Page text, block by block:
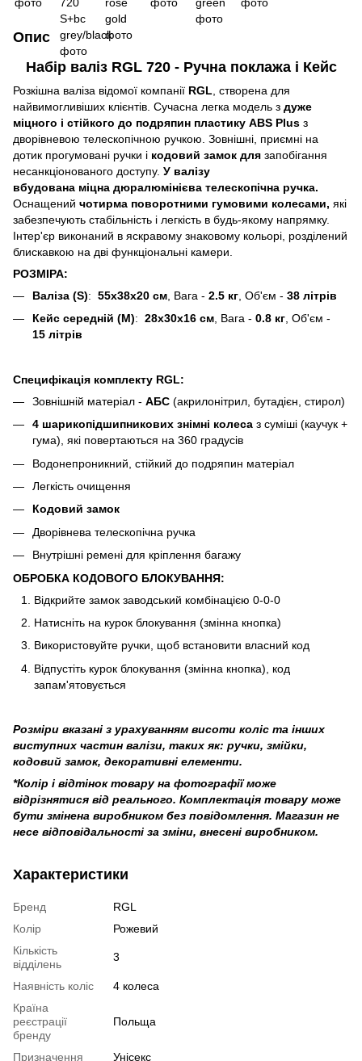
Опис
Набір валіз RGL 720 - Ручна поклажа і Кейс
Розкішна валіза відомої компанії RGL , створена для
найвимогливіших клієнтів. Сучасна легка модель з дуже
міцного і стійкого до подряпин пластику ABS Plus з
дворівневою телескопічною ручкою. Зовнішні, приємні на
дотик прогумовані ручки і кодовий замок для запобігання
несанкціонованого доступу. У валізу
вбудована міцна дюралюмінієва телескопічна ручка.
Оснащений чотирма поворотними гумовими колесами, які
забезпечують стабільність і легкість в будь-якому напрямку.
Інтер'єр виконаний в яскравому знаковому кольорі, розділений
блискавкою на дві функціональні камери.
РОЗМІРА:
Валіза (S): 55x38x20 см , Вага - 2.5 кг , Об'єм - 38 літрів
Кейс середній (M): 28x30x16 см, Вага - 0.8 кг, Об'єм -
15 літрів
Специфікація комплекту RGL:
Зовнішній матеріал - АБС (акрилонітрил, бутадієн, стирол)
4 шарикопідшипникових знімні колеса з суміші (каучук +
гума), які повертаються на 360 градусів
Водонепроникний, стійкий до подряпин матеріал
Легкість очищення
Кодовий замок
Дворівнева телескопічна ручка
Внутрішні ремені для кріплення багажу
ОБРОБКА КОДОВОГО БЛОКУВАННЯ:
Відкрийте замок заводський комбінацією 0-0-0
Натисніть на курок блокування (змінна кнопка)
Використовуйте ручки, щоб встановити власний код
Відпустіть курок блокування (змінна кнопка), код
запам'ятовується
Розміри вказані з урахуванням висоти коліс та інших
виступних частин валізи, таких як: ручки, змійки,
кодовий замок, декоративні елементи.
*Колір і відтінок товару на фотографії може
відрізнятися від реального. Комплектація товару може
бути змінена виробником без повідомлення. Магазин не
несе відповідальності за зміни, внесені виробником.
Характеристики
Бренд
RGL
Колір
Рожевий
Кількість
відділень
3
Наявність коліс
4 колеса
Країна
реєстрації
бренду
Польща
Призначення Унісекс